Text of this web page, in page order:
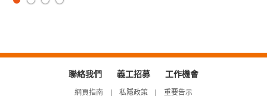
聯絡我們 義工招募 工作機會
網頁指南 私隱政策 重要告示